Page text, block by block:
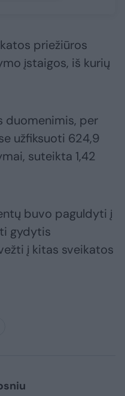
priežiūros
įstaigos, iš kurių
duomenimis, per
užfiksuoti 624,9
suteikta 1,42
buvo paguldyti į
gydytis
į kitas sveikatos